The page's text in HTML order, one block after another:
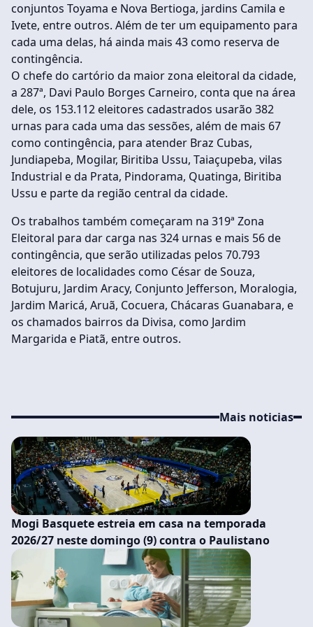
conjuntos Toyama e Nova Bertioga, jardins Camila e
Ivete, entre outros. Além de ter um equipamento para
cada uma delas, há ainda mais 43 como reserva de
contingência.
O chefe do cartório da maior zona eleitoral da cidade,
a 287ª, Davi Paulo Borges Carneiro, conta que na área
dele, os 153.112 eleitores cadastrados usarão 382
urnas para cada uma das sessões, além de mais 67
como contingência, para atender Braz Cubas,
Jundiapeba, Mogilar, Biritiba Ussu, Taiaçupeba, vilas
Industrial e da Prata, Pindorama, Quatinga, Biritiba
Ussu e parte da região central da cidade.
Os trabalhos também começaram na 319ª Zona
Eleitoral para dar carga nas 324 urnas e mais 56 de
contingência, que serão utilizadas pelos 70.793
eleitores de localidades como César de Souza,
Botujuru, Jardim Aracy, Conjunto Jefferson, Moralogia,
Jardim Maricá, Aruã, Cocuera, Chácaras Guanabara, e
os chamados bairros da Divisa, como Jardim
Margarida e Piatã, entre outros.
Mais noticias
Mogi Basquete estreia em casa na temporada
2026/27 neste domingo (9) contra o Paulistano